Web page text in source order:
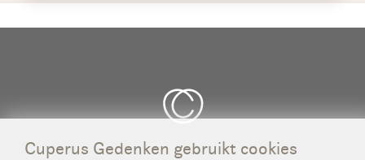
Cuperus Gedenken gebruikt cookies